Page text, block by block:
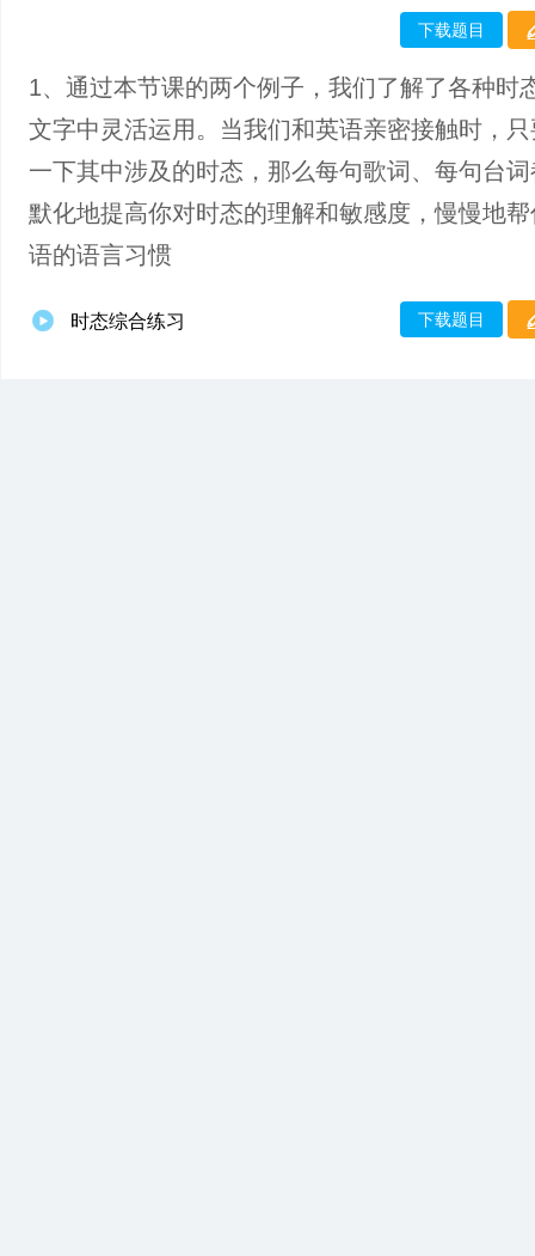
下载题目
1、通过本节课的两个例子，我们了解了各种时
文字中灵活运用。当我们和英语亲密接触时，
一下其中涉及的时态，那么每句歌词、每句台
默化地提高你对时态的理解和敏感度，慢慢地
语的语言习惯
时态综合练习 下载题目